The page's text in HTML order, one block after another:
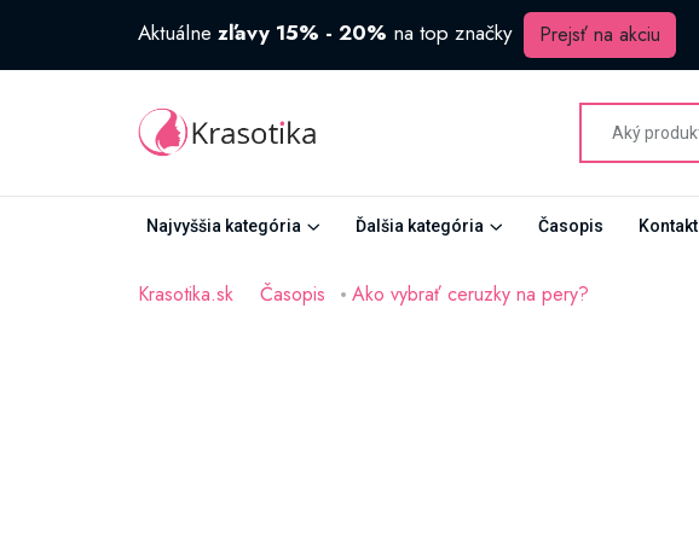
Aktuálne zľavy 15% - 20% na top značky Prejsť na akciu
Najvyššia kategória Ďalšia kategória Časopis Kontakt
Krasotika.sk Časopis Ako vybrať ceruzky na pery?